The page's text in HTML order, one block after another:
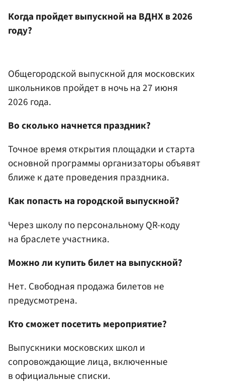
Когда пройдет выпускной на ВДНХ в 2026
году?
Общегородской выпускной для московских
школьников пройдет в ночь на 27 июня
2026 года.
Во сколько начнется праздник?
Точное время открытия площадки и старта
основной программы организаторы объявят
ближе к дате проведения праздника.
Как попасть на городской выпускной?
Через школу по персональному QR-коду
на браслете участника.
Можно ли купить билет на выпускной?
Нет. Свободная продажа билетов не
предусмотрена.
Кто сможет посетить мероприятие?
Выпускники московских школ и
сопровождающие лица, включенные
в официальные списки.